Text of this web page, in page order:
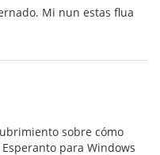
Mi nun estas flua
sobre cómo
para Windows